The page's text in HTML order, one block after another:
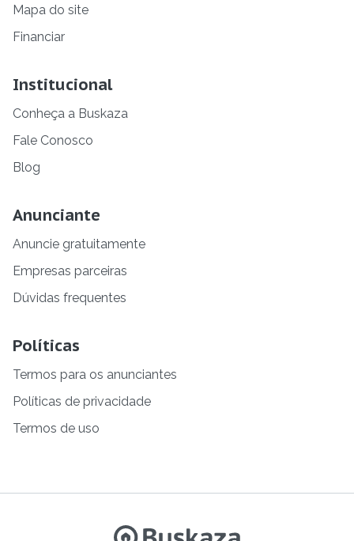
Mapa do site
Financiar
Institucional
Conheça a Buskaza
Fale Conosco
Blog
Anunciante
Anuncie gratuitamente
Empresas parceiras
Dúvidas frequentes
Políticas
Termos para os anunciantes
Políticas de privacidade
Termos de uso